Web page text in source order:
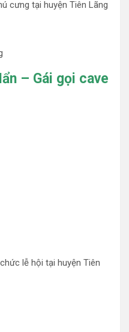
cưng tại huyện Tiên Lãng
– Gái gọi cave
lễ hội tại huyện Tiên